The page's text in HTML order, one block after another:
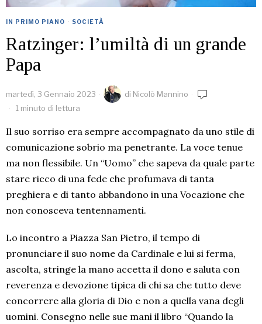
IN PRIMO PIANO · SOCIETÀ
Ratzinger: l’umiltà di un grande
Papa
martedì, 3 Gennaio 2023 di Nicolò Mannino
1 minuto di lettura
Il suo sorriso era sempre accompagnato da uno stile di
comunicazione sobrio ma penetrante. La voce tenue
ma non flessibile. Un “Uomo” che sapeva da quale parte
stare ricco di una fede che profumava di tanta
preghiera e di tanto abbandono in una Vocazione che
non conosceva tentennamenti.
Lo incontro a Piazza San Pietro, il tempo di
pronunciare il suo nome da Cardinale e lui si ferma,
ascolta, stringe la mano accetta il dono e saluta con
reverenza e devozione tipica di chi sa che tutto deve
concorrere alla gloria di Dio e non a quella vana degli
uomini. Consegno nelle sue mani il libro “Quando la